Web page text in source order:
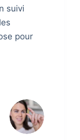
suivi
pour